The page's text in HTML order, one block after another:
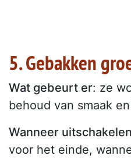
5. Gebakken
Wat gebeurt er: ze
behoud van smaak
Wanneer
voor het einde,